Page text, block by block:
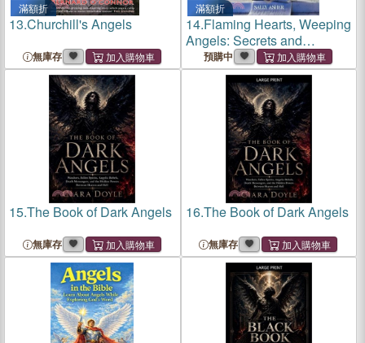
滿額折
13.Churchill's Angels
無庫存
滿額折
14.Flaming Hearts, Weeping
Angels: Secrets and
Symbolism in New Orleans's
Cemeteries
預購中
15.The Book of Dark Angels
無庫存
16.The Book of Dark Angels
無庫存